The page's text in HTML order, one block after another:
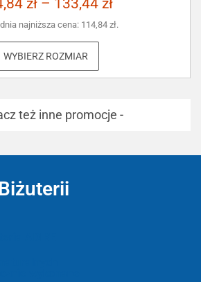
zł – 133,44 zł
najniższa cena: 114,84 zł.
WYBIERZ ROZMIAR
też inne promocje -